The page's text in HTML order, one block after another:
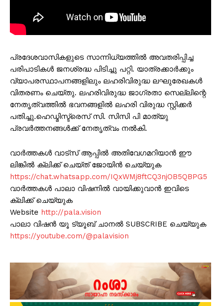
പ്രദേശവാസികളുടെ സാന്നിധ്യത്തിൽ അവതരിപ്പിച്ച
പരിപാടികൾ ജനശ്രദ്ധ പിടിച്ചു പറ്റി. യാത്രക്കാർക്കും
വ്യാപരസ്ഥാപനങ്ങളിലും ലഹരിവിരുദ്ധ ലഘുരേഖകൾ
വിതരണം ചെയ്തു. ലഹരിവിരുദ്ധ ജാഗ്രതാ സെല്ലിന്റെ
നേതൃത്വത്തിൽ ഭവനങ്ങളിൽ ലഹരി വിരുദ്ധ സ്റ്റിക്കർ
പതിച്ചു.ഹെഡ്മിസ്ട്രെസ് സി. സിസി പി മാത്യു
പ്രവർത്തനങ്ങൾക്ക് നേതൃത്വം നൽകി.
വാർത്തകൾ വാട്സ് ആപ്പിൽ അതിവേഗമറിയാൻ ഈ
ലിങ്കിൽ ക്ലിക്ക് ചെയ്ത് ജോയിൻ ചെയ്യുക
https://chat.whatsapp.com/IQxWMj8ftCQ3njOB5QBPG5
വാർത്തകൾ പാലാ വിഷനിൽ വായിക്കുവാൻ ഇവിടെ
ക്ലിക്ക് ചെയ്യുക
Website http://pala.vision
പാലാ വിഷൻ യൂ ട്യൂബ് ചാനൽ SUBSCRIBE ചെയ്യുക
https://youtube.com/@palavision